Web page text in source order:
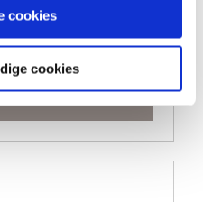
cookies
cookies